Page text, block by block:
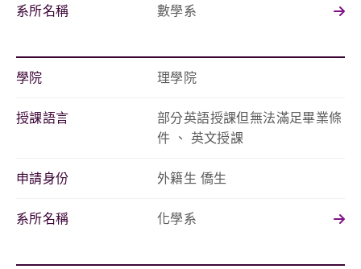
系所名稱 數學系
學院 理學院
授課語言
部分英語授課但無法滿足畢業條
件 、 英文授課
申請身份 外籍生 僑生
系所名稱 化學系